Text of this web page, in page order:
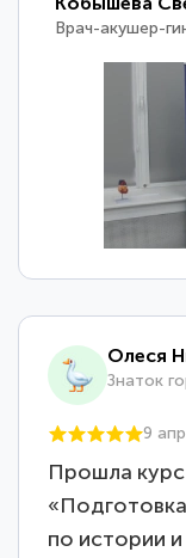
Врач-акушер-
Олеся
Знаток
9
Прошла
по истории